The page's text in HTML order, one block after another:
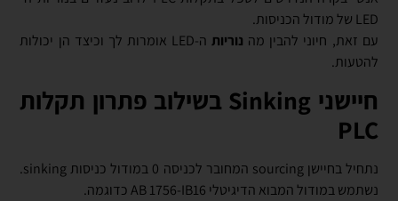
LED של מודול הכניסות.
עם זאת, חיוני להבין מהנוריות
ה-LED אומרות לך וכיצד הן יכולות
להטעות.
חיישני Sinking בשילוב פתרון תקלות
PLC
נתחיל בחיישן sourcing המחובר לכניסה 0 במודול כניסות sinking.
נשתמש במודול המבוא הדיגיטלי AB 1756-IB16 כדוגמה.